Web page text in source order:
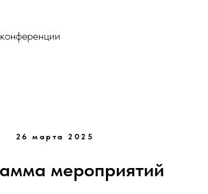
26 марта 2025
мероприятий